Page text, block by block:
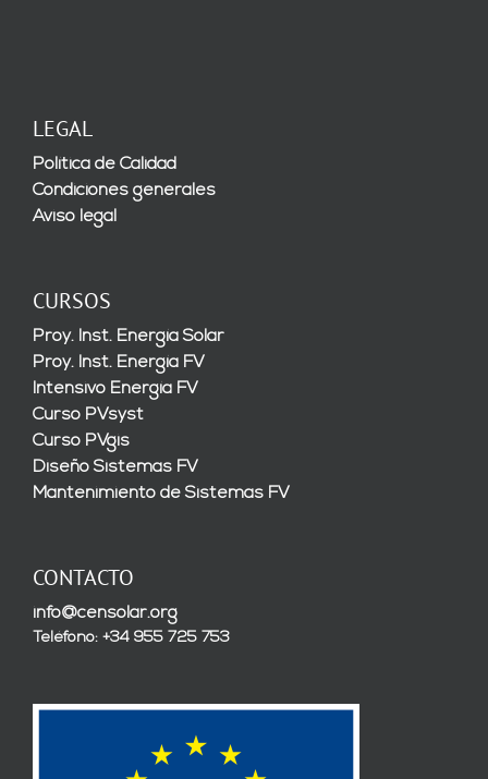
LEGAL
Política de Calidad
Condiciones generales
Aviso legal
CURSOS
Proy. Inst. Energía Solar
Proy. Inst. Energía FV
Intensivo Energía FV
Curso PVsyst
Curso PVgis
Diseño Sistemas FV
Mantenimiento de Sistemas FV
CONTACTO
info@censolar.org
Teléfono: +34 955 725 753